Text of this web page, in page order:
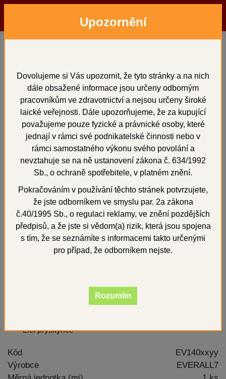
Hledat Přihlásit
VILLACRYL IT, SET 750
g + 200 ml
Novinka
Licí pryskyřice
Kód
EV140xxyy
Výrobce
EVERALL7
Upozornění
Dovolujeme si Vás upozornit, že tyto stránky a na nich
dále obsažené informace jsou určeny odborným
pracovníkům ve zdravotnictví a nejsou určeny široké
laické veřejnosti. Dále upozorňujeme, že za kupující
považujeme pouze fyzické a právnické osoby, které
jednají v rámci své podnikatelské činnosti nebo v
rámci samostatného výkonu svého povolání a
nevztahuje se na ně ustanovení zákona č. 634/1992
Sb., o ochraně spotřebitele, v platném znění.
Pokračováním v používání těchto stránek potvrzujete,
že jste odborníkem ve smyslu par. 2a zákona
č.40/1995 Sb., o regulaci reklamy, ve znění pozdějších
předpisů, a že jste si vědom(a) rizik, která jsou spojena
s tím, že se seznámíte s informacemi takto určenými
pro případ, že odborníkem nejste.
Rozumím